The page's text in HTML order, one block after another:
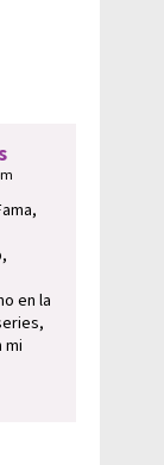
en la
mi